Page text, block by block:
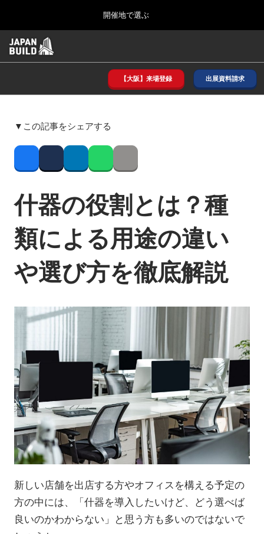
ッ
プ
し
進
to
close
the
開催地で選ぶ
インテックス大阪/ INTEX OSAKA
2026年12月02日
3月_建設DX展＋（プラス）
東京ビッグサイト/Tokyo Big Sight
ー
バ
ル
ナ
を
り
た
【大阪】来場登録 出展資料請求
▼この記事をシェアする
FacebookTwitterLinkedInWhatsappCopy link
什器の役割とは？種
類による用途の違い
や選び方を徹底解説
新しい店舗を出店する方やオフィスを構える予定の
方の中には、「什器を導入したいけど、どう選べば
良いのかわからない」と思う方も多いのではないで